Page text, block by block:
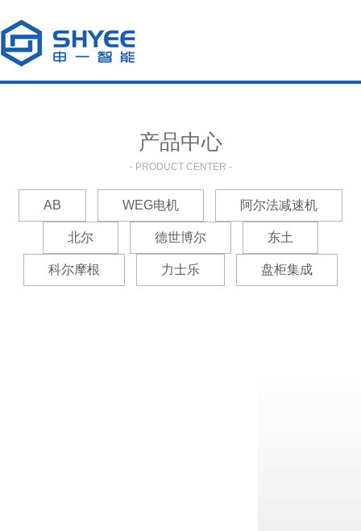
产品中心
- PRODUCT CENTER -
AB WEG电机 阿尔法减速机
北尔 德世博尔 东土
科尔摩根 力士乐 盘柜集成